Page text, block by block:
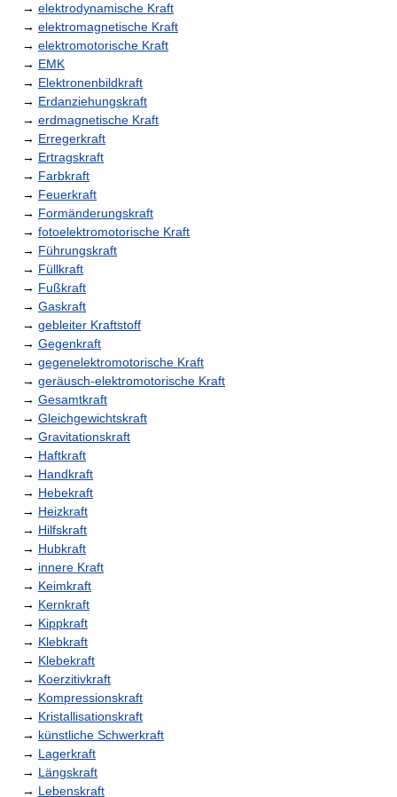
→ elektrodynamische Kraft
→ elektromagnetische Kraft
→ elektromotorische Kraft
→ EMK
→ Elektronenbildkraft
→ Erdanziehungskraft
→ erdmagnetische Kraft
→ Erregerkraft
→ Ertragskraft
→ Farbkraft
→ Feuerkraft
→ Formänderungskraft
→ fotoelektromotorische Kraft
→ Führungskraft
→ Füllkraft
→ Fußkraft
→ Gaskraft
→ gebleiter Kraftstoff
→ Gegenkraft
→ gegenelektromotorische Kraft
→ geräusch-elektromotorische Kraft
→ Gesamtkraft
→ Gleichgewichtskraft
→ Gravitationskraft
→ Haftkraft
→ Handkraft
→ Hebekraft
→ Heizkraft
→ Hilfskraft
→ Hubkraft
→ innere Kraft
→ Keimkraft
→ Kernkraft
→ Kippkraft
→ Klebkraft
→ Klebekraft
→ Koerzitivkraft
→ Kompressionskraft
→ Kristallisationskraft
→ künstliche Schwerkraft
→ Lagerkraft
→ Längskraft
→ Lebenskraft